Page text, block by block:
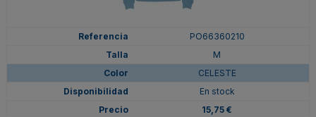
PO66360210
M
CELESTE
En stock
15,75 €